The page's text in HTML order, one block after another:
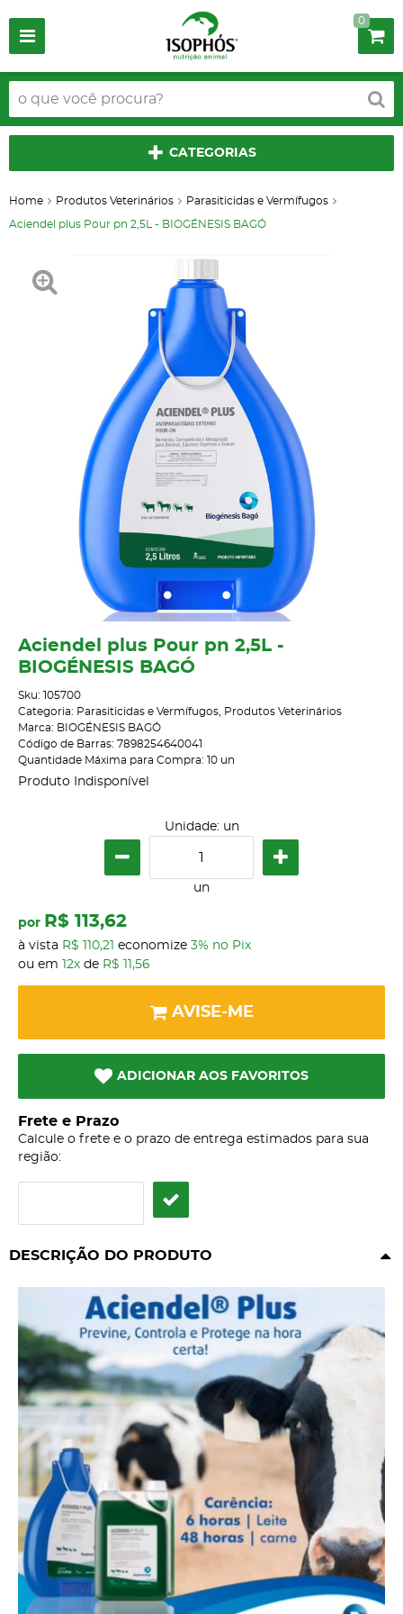
0
CATEGORIAS
Home Produtos Veterinários Parasiticidas e Vermífugos
Aciendel plus Pour pn 2,5L - BIOGÉNESIS BAGÓ
Aciendel plus Pour pn 2,5L -
BIOGÉNESIS BAGÓ
Sku: 105700
Categoria: Parasiticidas e Vermífugos
Produtos Veterinários
Marca: BIOGÉNESIS BAGÓ
Código de Barras: 7898254640041
Quantidade Máxima para Compra: 10 un
Produto Indisponível
Unidade: un
un
por R$ 113,62
à vista R$ 110,21 economize 3% no Pix
ou em
12x de R$ 11,56
AVISE-ME
ADICIONAR AOS FAVORITOS
Frete e Prazo
Calcule o frete e o prazo de entrega estimados para sua
região:
DESCRIÇÃO DO PRODUTO